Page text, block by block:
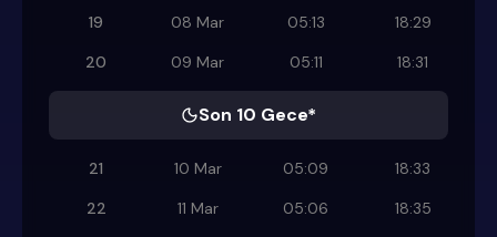
19
08 Mar 05:13
18:29
20
09 Mar 05:11 18:31
Son 10 Gece*
21 10 Mar 05:09
18:33
22
11 Mar 05:06
18:35